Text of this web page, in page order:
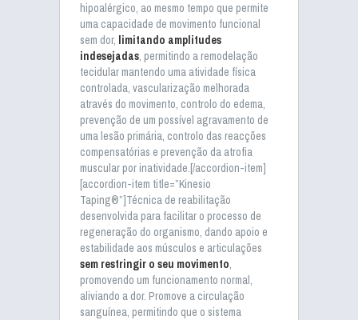
hipoalérgico, ao mesmo tempo que permite
uma capacidade de movimento funcional
sem dor, limitando amplitudes
indesejadas, permitindo a remodelação
tecidular mantendo uma atividade física
controlada, vascularização melhorada
através do movimento, controlo do edema,
prevenção de um possível agravamento de
uma lesão primária, controlo das reacções
compensatórias e prevenção da atrofia
muscular por inatividade.[/accordion-item]
[accordion-item title=”Kinesio
Taping®”]Técnica de reabilitação
desenvolvida para facilitar o processo de
regeneração do organismo, dando apoio e
estabilidade aos músculos e articulações
sem restringir o seu movimento,
promovendo um funcionamento normal,
aliviando a dor. Promove a circulação
sanguínea, permitindo que o sistema